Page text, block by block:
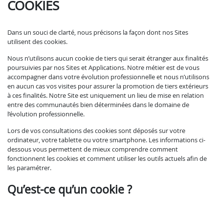
COOKIES
Dans un souci de clarté, nous précisons la façon dont nos Sites
utilisent des cookies.
Nous n’utilisons aucun cookie de tiers qui serait étranger aux finalités
poursuivies par nos Sites et Applications. Notre métier est de vous
accompagner dans votre évolution professionnelle et nous n’utilisons
en aucun cas vos visites pour assurer la promotion de tiers extérieurs
à ces finalités. Notre Site est uniquement un lieu de mise en relation
entre des communautés bien déterminées dans le domaine de
l’évolution professionnelle.
Lors de vos consultations des cookies sont déposés sur votre
ordinateur, votre tablette ou votre smartphone. Les informations ci-
dessous vous permettent de mieux comprendre comment
fonctionnent les cookies et comment utiliser les outils actuels afin de
les paramétrer.
Qu’est-ce qu’un cookie ?